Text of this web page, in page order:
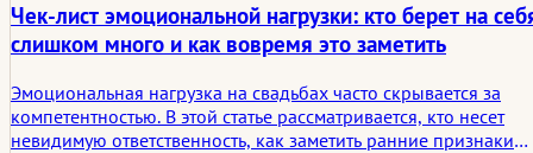
Чек-лист эмоциональной нагрузки: кто берет на
слишком много и как вовремя это заметить
Эмоциональная нагрузка на свадьбах часто скрывается за
компетентностью. В этой статье рассматривается, кто несет
невидимую ответственность, как заметить ранние признаки